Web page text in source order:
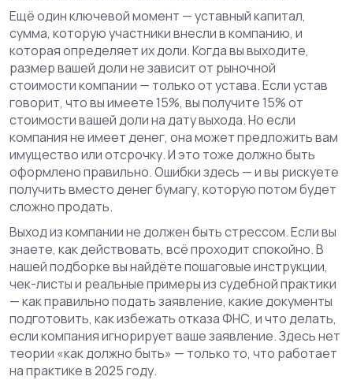
Ещё один ключевой момент —уставный капитал,
сумма, которую участники внесли в компанию, и
которая определяет их доли. Когда вы выходите,
размер вашей доли не зависит от рыночной
стоимости компании — только от устава. Если устав
говорит, что вы имеете 15%, вы получите 15% от
стоимости вашей доли на дату выхода. Но если
компания не имеет денег, она может предложить вам
имущество или отсрочку. И это тоже должно быть
оформлено правильно. Ошибки здесь — и вы рискуете
получить вместо денег бумагу, которую потом будет
сложно продать.
Выход из компании не должен быть стрессом. Если вы
знаете, как действовать, всё проходит спокойно. В
нашей подборке вы найдёте пошаговые инструкции,
чек-листы и реальные примеры из судебной практики
— как правильно подать заявление, какие документы
подготовить, как избежать отказа ФНС, и что делать,
если компания игнорирует ваше заявление. Здесь нет
теории «как должно быть» — только то, что работает
на практике в 2025 году.